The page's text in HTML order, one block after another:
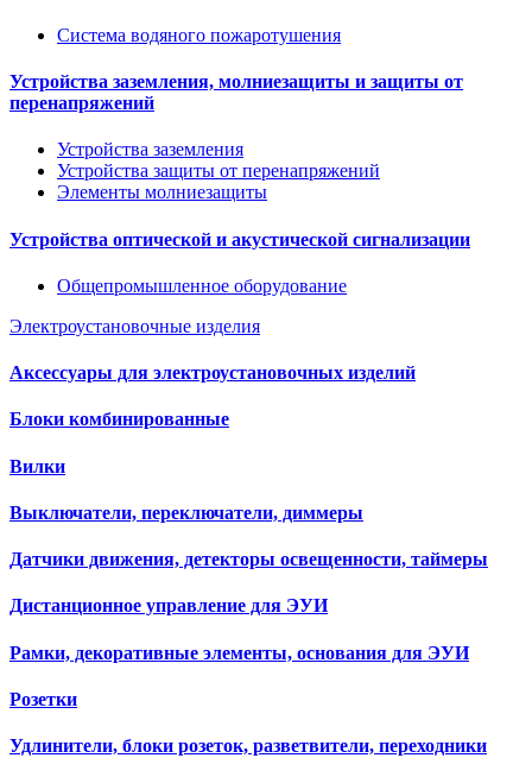
Система водяного пожаротушения
Устройства заземления, молниезащиты и защиты от
перенапряжений
Устройства заземления
Устройства защиты от перенапряжений
Элементы молниезащиты
Устройства оптической и акустической сигнализации
Общепромышленное оборудование
Электроустановочные изделия
Аксессуары для электроустановочных изделий
Блоки комбинированные
Вилки
Выключатели, переключатели, диммеры
Датчики движения, детекторы освещенности, таймеры
Дистанционное управление для ЭУИ
Рамки, декоративные элементы, основания для ЭУИ
Розетки
Удлинители, блоки розеток, разветвители, переходники